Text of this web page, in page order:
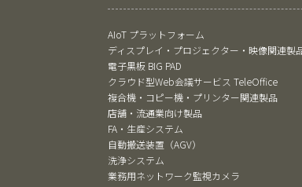
AIoT プラットフォーム
ディスプレイ・プロジェクター・映像関連製
電子黒板 BIG PAD
クラウド型Web会議サービス TeleOffice
複合機・コピー機・プリンター関連製品
店舗・流通業向け製品
FA・生産システム
自動搬送装置（AGV）
洗浄システム
業務用ネットワーク監視カメラ